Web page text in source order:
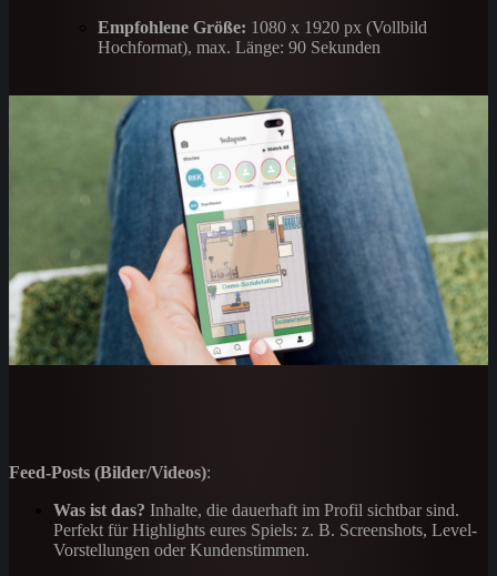
Empfohlene Größe: 1080 x 1920 px (Vollbild
Hochformat), max. Länge: 90 Sekunden
Feed-Posts (Bilder/Videos):
Was ist das? Inhalte, die dauerhaft im Profil sichtbar sind.
Perfekt für Highlights eures Spiels: z. B. Screenshots, Level-
Vorstellungen oder Kundenstimmen.